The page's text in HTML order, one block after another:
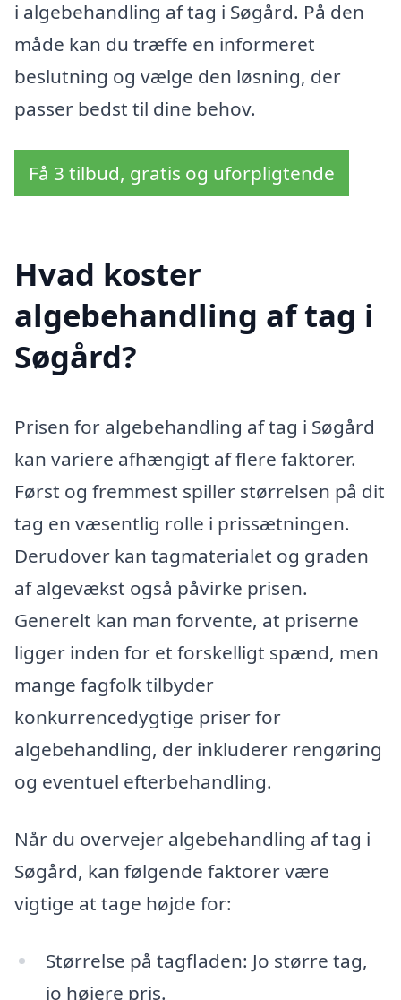
i algebehandling af tag i Søgård. På den
måde kan du træffe en informeret
beslutning og vælge den løsning, der
passer bedst til dine behov.
Få 3 tilbud, gratis og uforpligtende
Hvad koster
algebehandling af tag i
Søgård?
Prisen for algebehandling af tag i Søgård
kan variere afhængigt af flere faktorer.
Først og fremmest spiller størrelsen på dit
tag en væsentlig rolle i prissætningen.
Derudover kan tagmaterialet og graden
af algevækst også påvirke prisen.
Generelt kan man forvente, at priserne
ligger inden for et forskelligt spænd, men
mange fagfolk tilbyder
konkurrencedygtige priser for
algebehandling, der inkluderer rengøring
og eventuel efterbehandling.
Når du overvejer algebehandling af tag i
Søgård, kan følgende faktorer være
vigtige at tage højde for:
Størrelse på tagfladen: Jo større tag,
jo højere pris.